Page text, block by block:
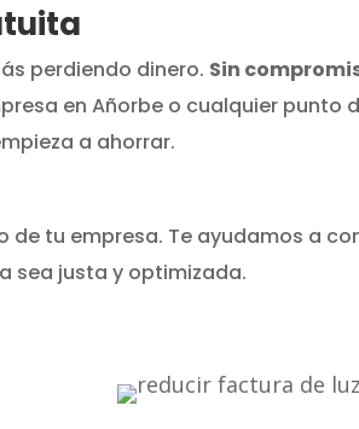
perdiendo dinero. Sin
en Añorbe o cualquier punto
a ahorrar.
tu empresa. Te ayudamos a
sea justa y optimizada.